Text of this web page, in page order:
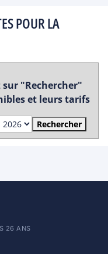
POUR LA
sur "Rechercher"
et leurs tarifs
Rechercher
26 ANS